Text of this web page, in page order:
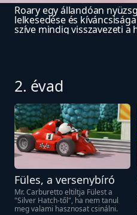
Roary egy állandóan
lelkesedése és
2. évad
Füles, a versenybíró
Mr. Carburetto eltiltja Fülest a
"Silver Hatch-től", ha nem tanul
meg valami hasznosat csinálni.